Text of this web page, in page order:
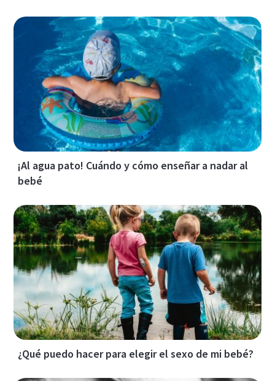
¡Al agua pato! Cuándo y cómo enseñar a nadar al
bebé
¿Qué puedo hacer para elegir el sexo de mi bebé?